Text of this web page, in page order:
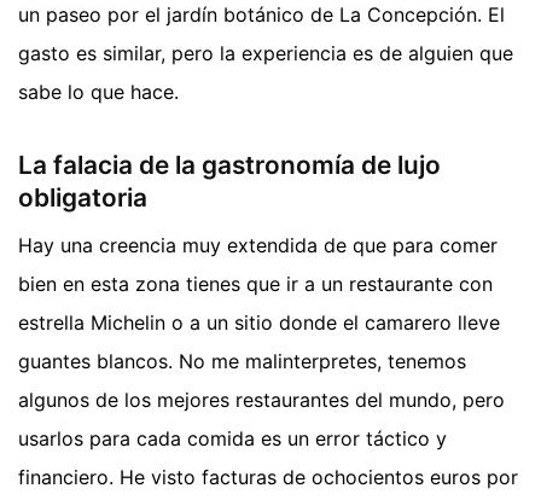
un paseo por el jardín botánico de La Concepción. El
gasto es similar, pero la experiencia es de alguien que
sabe lo que hace.
La falacia de la gastronomía de lujo
obligatoria
Hay una creencia muy extendida de que para comer
bien en esta zona tienes que ir a un restaurante con
estrella Michelin o a un sitio donde el camarero lleve
guantes blancos. No me malinterpretes, tenemos
algunos de los mejores restaurantes del mundo, pero
usarlos para cada comida es un error táctico y
financiero. He visto facturas de ochocientos euros por